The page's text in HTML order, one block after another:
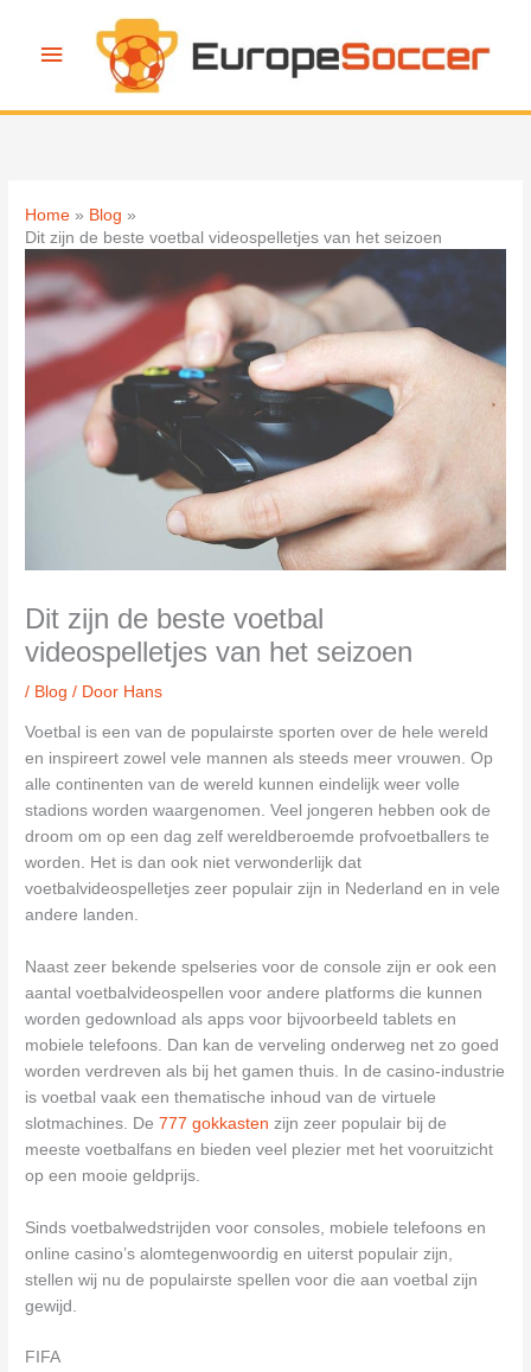
Hoofdmenu
Home
Blog
Dit zijn de beste voetbal videospelletjes van het seizoen
Dit zijn de beste voetbal
videospelletjes van het seizoen
/ Blog / Door Hans
Voetbal is een van de populairste sporten over de hele wereld
en inspireert zowel vele mannen als steeds meer vrouwen. Op
alle continenten van de wereld kunnen eindelijk weer volle
stadions worden waargenomen. Veel jongeren hebben ook de
droom om op een dag zelf wereldberoemde profvoetballers te
worden. Het is dan ook niet verwonderlijk dat
voetbalvideospelletjes zeer populair zijn in Nederland en in vele
andere landen.
Naast zeer bekende spelseries voor de console zijn er ook een
aantal voetbalvideospellen voor andere platforms die kunnen
worden gedownload als apps voor bijvoorbeeld tablets en
mobiele telefoons. Dan kan de verveling onderweg net zo goed
worden verdreven als bij het gamen thuis. In de casino-industrie
is voetbal vaak een thematische inhoud van de virtuele
slotmachines. De777 gokkasten zijn zeer populair bij de
meeste voetbalfans en bieden veel plezier met het vooruitzicht
op een mooie geldprijs.
Sinds voetbalwedstrijden voor consoles, mobiele telefoons en
online casino’s alomtegenwoordig en uiterst populair zijn,
stellen wij nu de populairste spellen voor die aan voetbal zijn
gewijd.
FIFA